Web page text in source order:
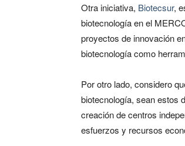
Otra iniciativa, Biotecsur,
biotecnología en el
proyectos de innovación
biotecnología como
Por otro lado, considero
biotecnología, sean estos
creación de centros
esfuerzos y recursos